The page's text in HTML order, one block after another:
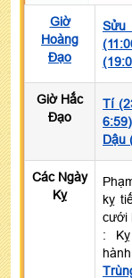
Giờ
Hoàng
Đạo
Sửu
Giờ Hắc
Đạo
Tí
6:59)
Dậu
Các Ngày
Kỵ
kỵ
cưới
: